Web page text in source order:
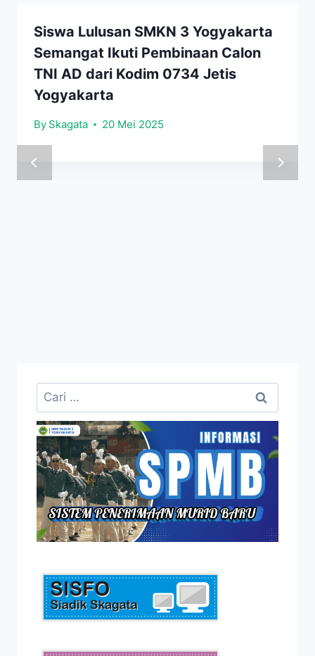
Siswa Lulusan SMKN 3 Yogyakarta
Semangat Ikuti Pembinaan Calon
TNI AD dari Kodim 0734 Jetis
Yogyakarta
By Skagata 20 Mei 2025
Cari
untuk: